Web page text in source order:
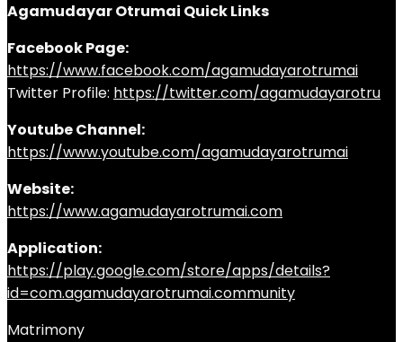
Agamudayar Otrumai Quick Links
Facebook Page:
https://www.facebook.com/agamudayarotrumai
Twitter Profile: https://twitter.com/agamudayarotru
Youtube Channel:
https://www.youtube.com/agamudayarotrumai
Website:
https://www.agamudayarotrumai.com
Application:
https://play.google.com/store/apps/details?
id=com.agamudayarotrumai.community
Matrimony